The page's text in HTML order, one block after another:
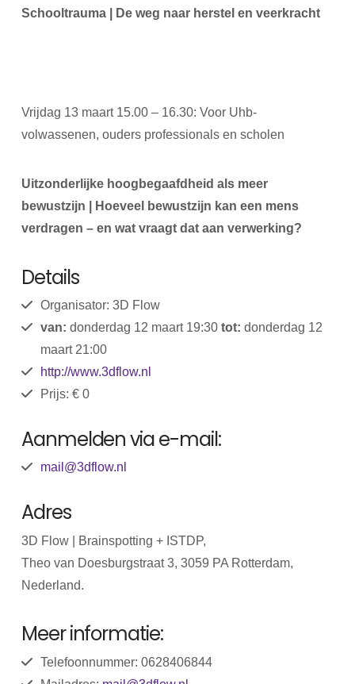
Schooltrauma | De weg naar herstel en veerkracht
Vrijdag 13 maart 15.00 – 16.30: Voor Uhb-
volwassenen, ouders professionals en scholen
Uitzonderlijke hoogbegaafdheid als meer
bewustzijn | Hoeveel bewustzijn kan een mens
verdragen – en wat vraagt dat aan verwerking?
Details
Organisator: 3D Flow
van: donderdag 12 maart 19:30 tot: donderdag 12
maart 21:00
http://www.3dflow.nl
Prijs: € 0
Aanmelden via e-mail:
mail@3dflow.nl
Adres
3D Flow | Brainspotting + ISTDP,
Theo van Doesburgstraat 3, 3059 PA Rotterdam,
Nederland.
Meer informatie:
Telefoonnummer: 0628406844